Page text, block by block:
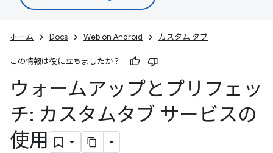
ホーム Docs Web on Android カスタム タブ
この情報は役に立ちましたか？
ウォームアップとプリフェッ
チ: カスタムタブ サービスの
使用